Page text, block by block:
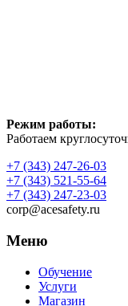
Режим работы:
Работаем
+7 (343) 247-26-03
+7 (343) 521-55-64
+7 (343) 247-23-03
corp@acesafety.ru
Меню
Обучение
Услуги
Магазин